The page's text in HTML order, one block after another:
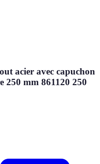
acier avec capuchon
250 mm 861120 250